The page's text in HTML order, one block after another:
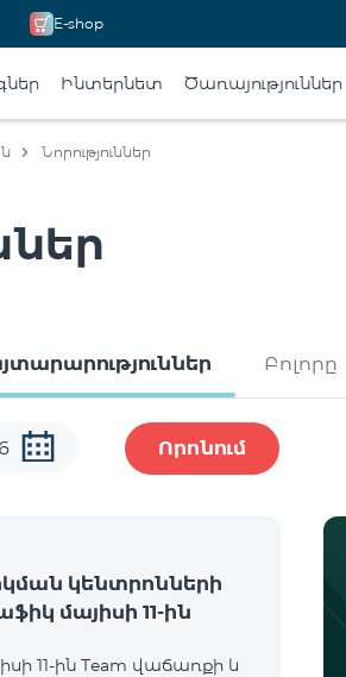
E-shop
Ինտերնետ Ծառայություններ
Նորություններ
Բոլորը
Որոնում
կենտրոնների
մայիսի 11-ին
11-ին Team վաճառքի և